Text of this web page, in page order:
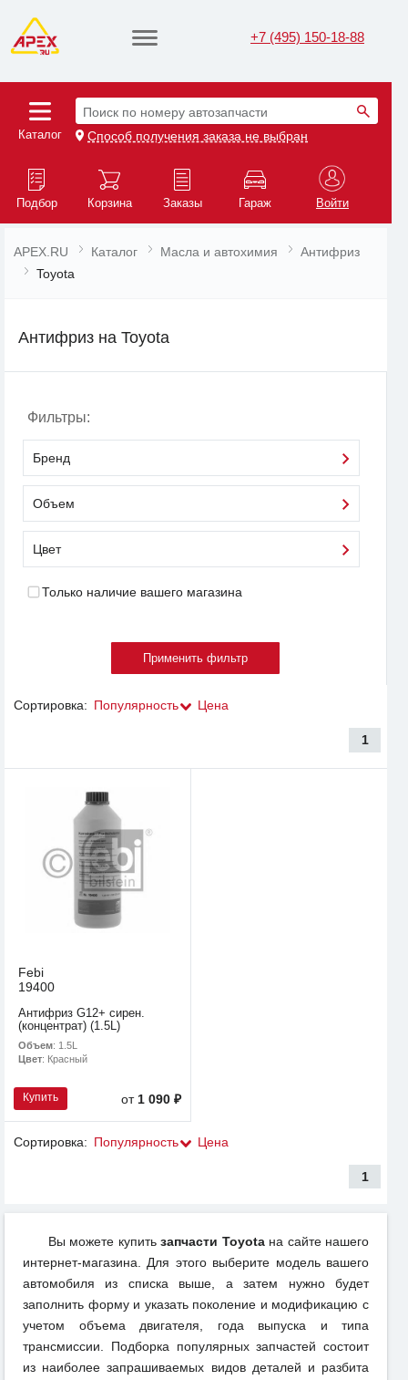
+7 (495) 150-18-88
Каталог
Поиск по номеру автозапчасти
Способ получения заказа не выбран
Подбор Корзина Заказы Гараж Войти
APEX.RU Каталог Масла и автохимия
Антифриз
Toyota
Антифриз на Toyota
Фильтры:
Бренд
Объем
Цвет
Только наличие вашего магазина
Сортировка: Популярность Цена
1
Febi
19400
Антифриз G12+ сирен.
(концентрат) (1.5L)
Объем: 1.5L
Цвет: Красный
Купить от 1 090 ₽
Сортировка: Популярность Цена
1
Вы можете купитьзапчасти Toyotaна сайте нашего
интернет-магазина. Для этого выберите модель вашего
автомобиля из списка выше, а затем нужно будет
заполнить форму и указать поколение и модификацию с
учетом объема двигателя, года выпуска и типа
трансмиссии. Подборка популярных запчастей состоит
из наиболее запрашиваемых видов деталей и разбита